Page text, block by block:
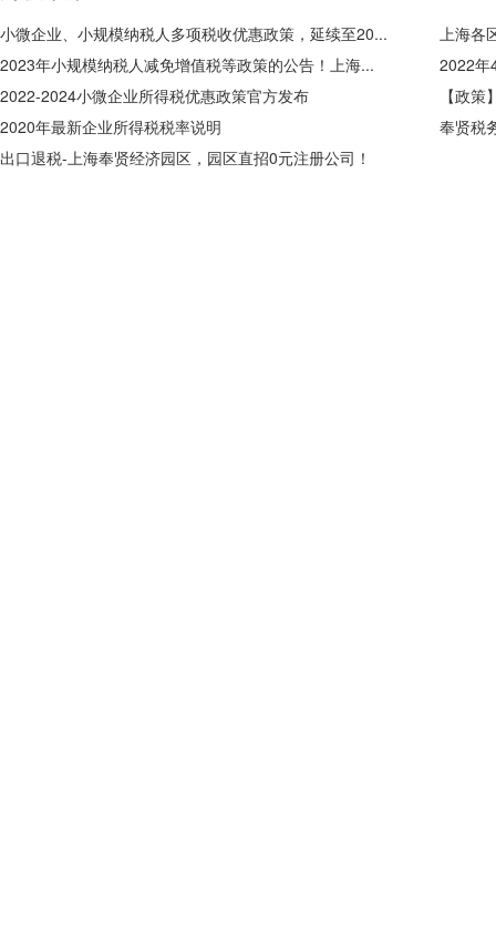
小微企业、小规模纳税人多项税收优惠政策，延续至20...
上海各
2023年小规模纳税人减免增值税等政策的公告！上海...
2022年
2022-2024小微企业所得税优惠政策官方发布
【政
2020年最新企业所得税税率说明
奉贤税
出口退税-上海奉贤经济园区，园区直招0元注册公司！